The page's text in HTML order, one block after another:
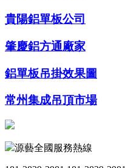
貴陽鋁單板公司
肇慶鋁方通廠家
鋁單板吊掛效果圖
常州集成吊頂市場
源藝全國服務熱線